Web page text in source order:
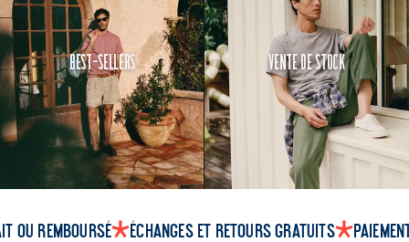
Best-Sellers Vente de Stock
ou remboursé Échanges et retours gratuits